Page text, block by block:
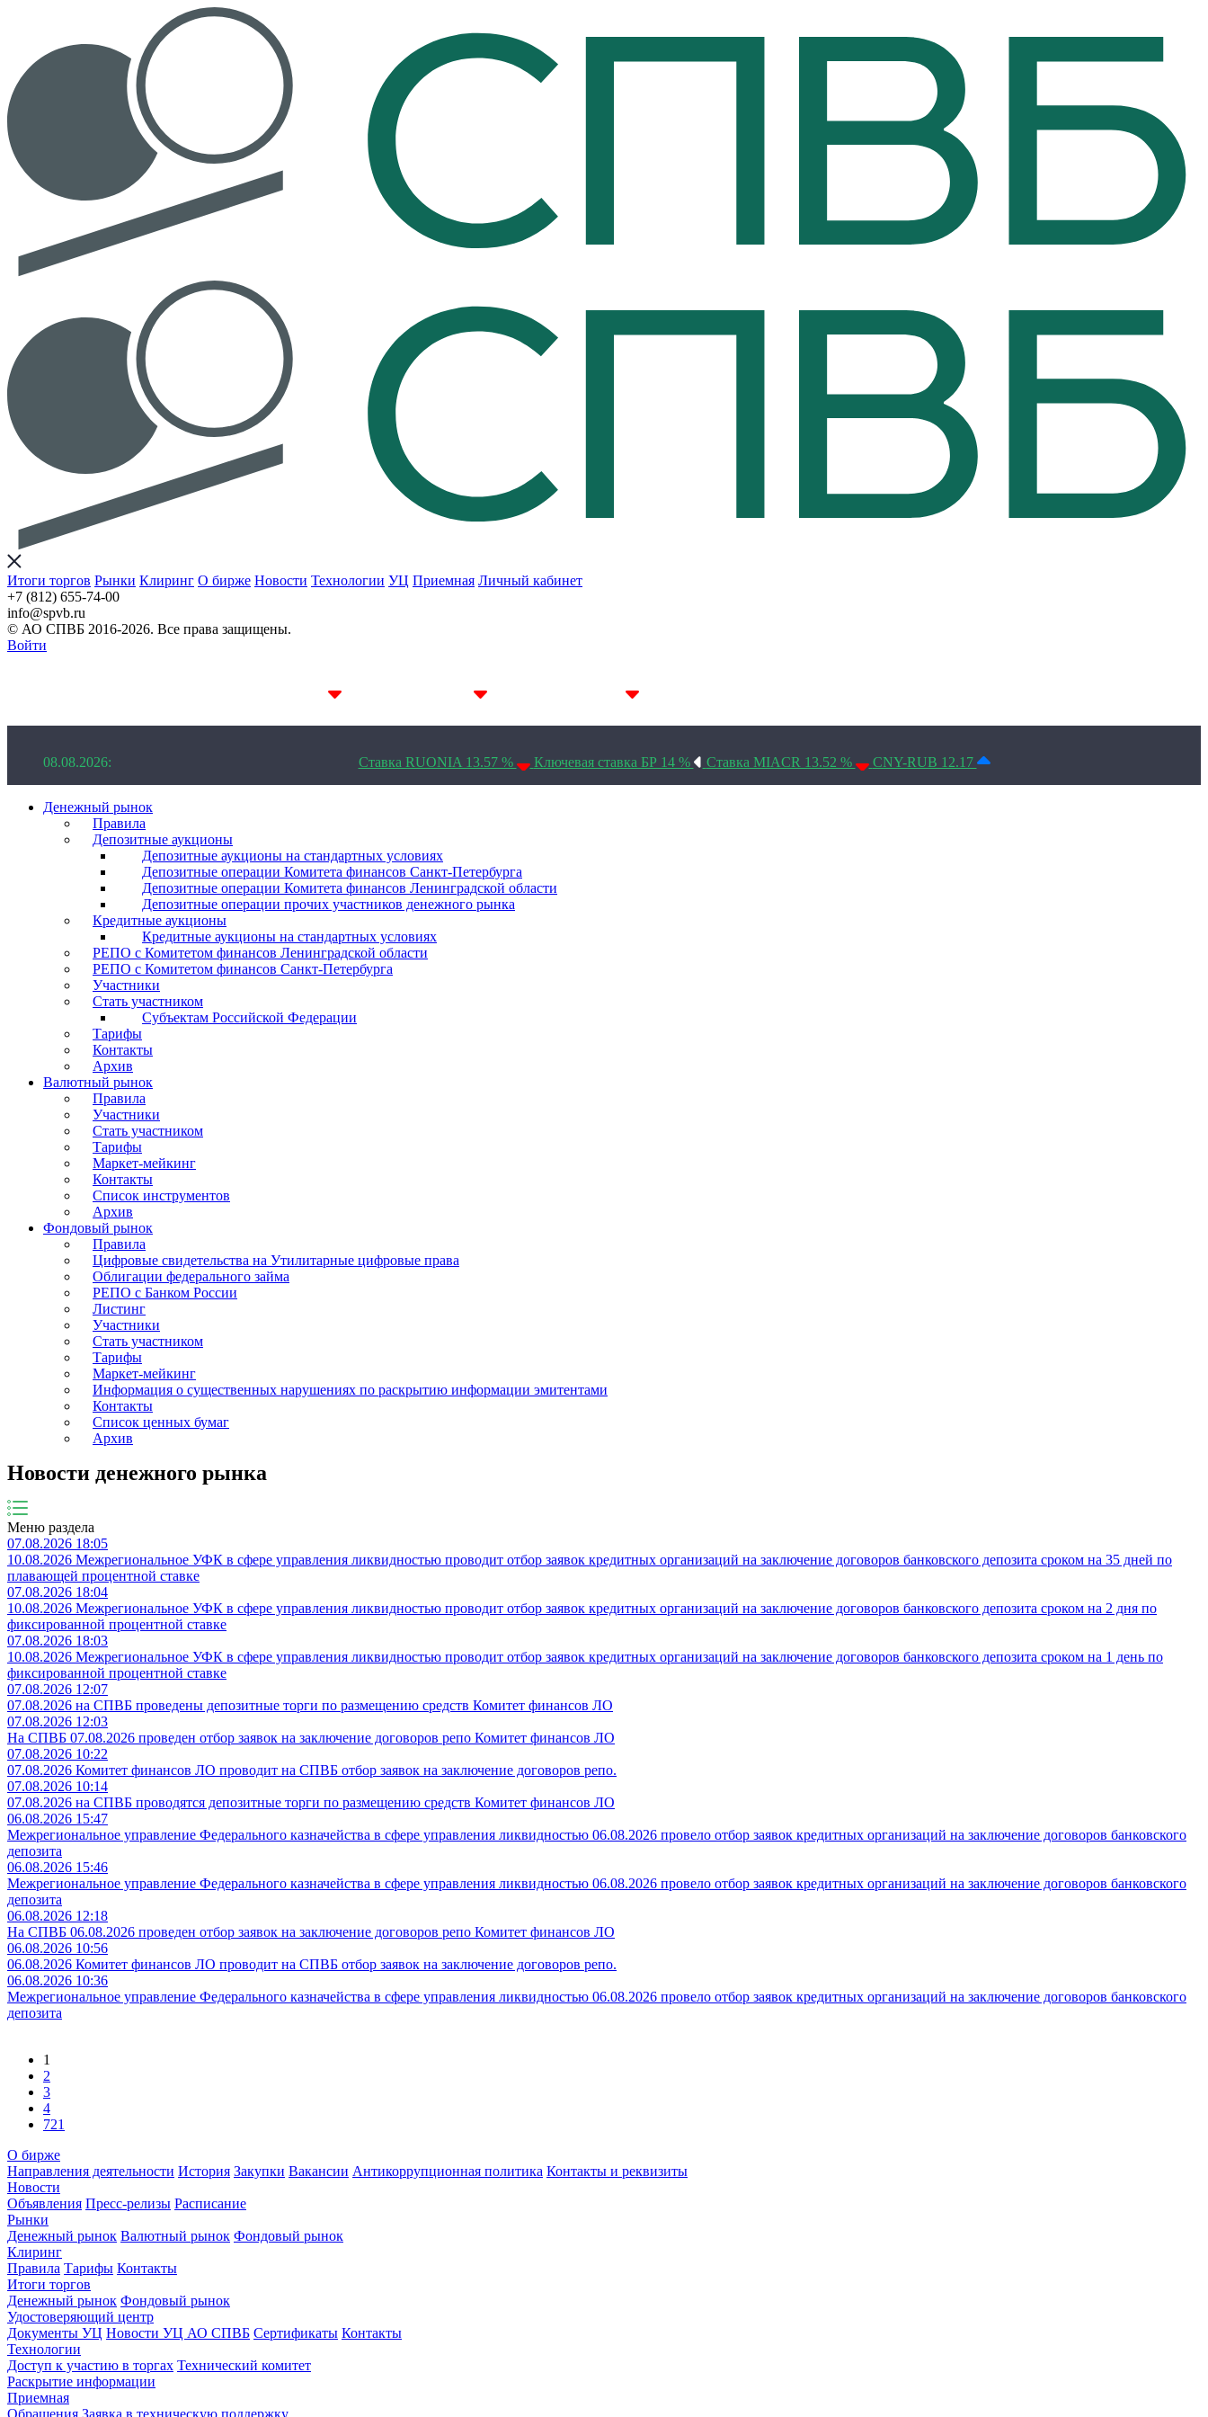
Итоги торгов Рынки Клиринг О бирже Новости Технологии УЦ Приемная Личный кабинет
+7 (812) 655-74-00
info@spvb.ru
© АО СПВБ 2016-2026. Все права защищены.
Войти
1D 14.34% 14D 14.35%
08.08.2026: Ставка RUONIA 13.57 % Ключевая ставка БР 14 % Ставка MIACR 13.52 % CNY-RUB 12.17
Денежный рынок
Правила
Депозитные аукционы
Депозитные аукционы на стандартных условиях
Депозитные операции Комитета финансов Санкт-Петербурга
Депозитные операции Комитета финансов Ленинградской области
Депозитные операции прочих участников денежного рынка
Кредитные аукционы
Кредитные аукционы на стандартных условиях
РЕПО с Комитетом финансов Ленинградской области
РЕПО с Комитетом финансов Санкт-Петербурга
Участники
Стать участником
Субъектам Российской Федерации
Тарифы
Контакты
Архив
Валютный рынок
Правила
Участники
Стать участником
Тарифы
Маркет-мейкинг
Контакты
Список инструментов
Архив
Фондовый рынок
Правила
Цифровые свидетельства на Утилитарные цифровые права
Облигации федерального займа
РЕПО с Банком России
Листинг
Участники
Стать участником
Тарифы
Маркет-мейкинг
Информация о существенных нарушениях по раскрытию информации эмитентами
Контакты
Список ценных бумаг
Архив
Новости денежного рынка
Меню раздела
07.08.2026 18:05
10.08.2026 Межрегиональное УФК в сфере управления ликвидностью проводит отбор заявок кредитных организаций на заключение договоров банковского депозита сроком на 35 дней по
плавающей процентной ставке
07.08.2026 18:04
10.08.2026 Межрегиональное УФК в сфере управления ликвидностью проводит отбор заявок кредитных организаций на заключение договоров банковского депозита сроком на 2 дня по
фиксированной процентной ставке
07.08.2026 18:03
10.08.2026 Межрегиональное УФК в сфере управления ликвидностью проводит отбор заявок кредитных организаций на заключение договоров банковского депозита сроком на 1 день по
фиксированной процентной ставке
07.08.2026 12:07
07.08.2026 на СПВБ проведены депозитные торги по размещению средств Комитет финансов ЛО
07.08.2026 12:03
На СПВБ 07.08.2026 проведен отбор заявок на заключение договоров репо Комитет финансов ЛО
07.08.2026 10:22
07.08.2026 Комитет финансов ЛО проводит на СПВБ отбор заявок на заключение договоров репо.
07.08.2026 10:14
07.08.2026 на СПВБ проводятся депозитные торги по размещению средств Комитет финансов ЛО
06.08.2026 15:47
Межрегиональное управление Федерального казначейства в сфере управления ликвидностью 06.08.2026 провело отбор заявок кредитных организаций на заключение договоров банковского
депозита
06.08.2026 15:46
Межрегиональное управление Федерального казначейства в сфере управления ликвидностью 06.08.2026 провело отбор заявок кредитных организаций на заключение договоров банковского
депозита
06.08.2026 12:18
На СПВБ 06.08.2026 проведен отбор заявок на заключение договоров репо Комитет финансов ЛО
06.08.2026 10:56
06.08.2026 Комитет финансов ЛО проводит на СПВБ отбор заявок на заключение договоров репо.
06.08.2026 10:36
Межрегиональное управление Федерального казначейства в сфере управления ликвидностью 06.08.2026 провело отбор заявок кредитных организаций на заключение договоров банковского
депозита
1
2
3
4
721
О бирже
Направления деятельности История Закупки Вакансии Антикоррупционная политика Контакты и реквизиты
Новости
Объявления Пресс-релизы Расписание
Рынки
Денежный рынок Валютный рынок Фондовый рынок
Клиринг
Правила Тарифы Контакты
Итоги торгов
Денежный рынок Фондовый рынок
Удостоверяющий центр
Документы УЦ Новости УЦ АО СПВБ Сертификаты Контакты
Технологии
Доступ к участию в торгах Технический комитет
Раскрытие информации
Приемная